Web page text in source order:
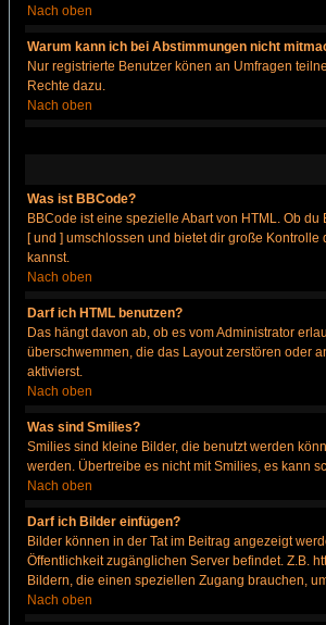
Nach oben
Warum kann ich bei Abstimmungen nicht
Nur registrierte Benutzer könen an Umfragen
Rechte dazu.
Nach oben
Was ist BBCode?
BBCode ist eine spezielle Abart von HTML. Ob
[ und ] umschlossen und bietet dir große
kannst.
Nach oben
Darf ich HTML benutzen?
Das hängt davon ab, ob es vom Administrator
überschwemmen, die das Layout zerstören oder
aktivierst.
Nach oben
Was sind Smilies?
Smilies sind kleine Bilder, die benutzt werden
werden. Übertreibe es nicht mit Smilies, es kann
Nach oben
Darf ich Bilder einfügen?
Bilder können in der Tat im Beitrag angezeigt
Öffentlichkeit zugänglichen Server befindet. Z.B.
Bildern, die einen speziellen Zugang brauchen,
Nach oben